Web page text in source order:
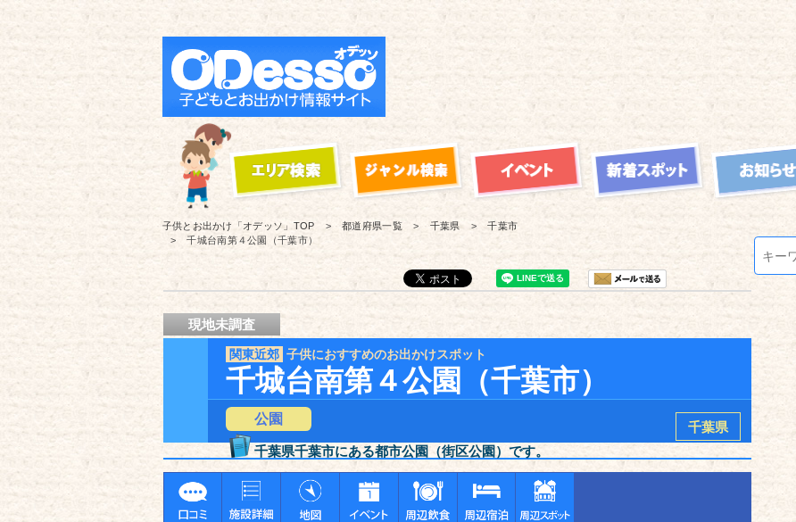
子供とお出かけ「オデッソ」 TOP 都道府県一覧 千葉県
千葉市
千城台南第４公園（千葉市）
現地未調査
関東近郊 子供におすすめのお出かけスポット
千城台南第４公園（千葉市）
公園
千葉県
千葉県千葉市にある都市公園（街区公園）です。